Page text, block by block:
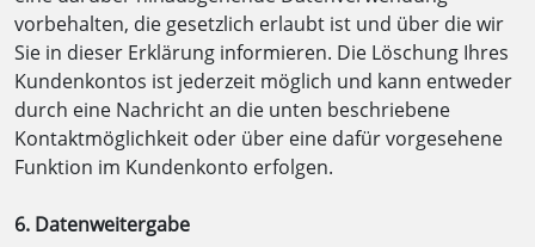
vorbehalten, die gesetzlich erlaubt ist und über die wir
Sie in dieser Erklärung informieren. Die Löschung Ihres
Kundenkontos ist jederzeit möglich und kann entweder
durch eine Nachricht an die unten beschriebene
Kontaktmöglichkeit oder über eine dafür vorgesehene
Funktion im Kundenkonto erfolgen.
6. Datenweitergabe